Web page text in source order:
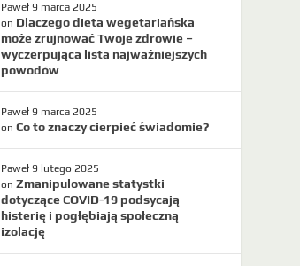
Paweł 9 marca 2025
on Dlaczego dieta wegetariańska
może zrujnować Twoje zdrowie –
wyczerpująca lista najważniejszych
powodów
Paweł 9 marca 2025
onCo to znaczy cierpieć świadomie?
Paweł 9 lutego 2025
onZmanipulowane statystki
dotyczące COVID-19 podsycają
histerię i pogłębiają społeczną
izolację